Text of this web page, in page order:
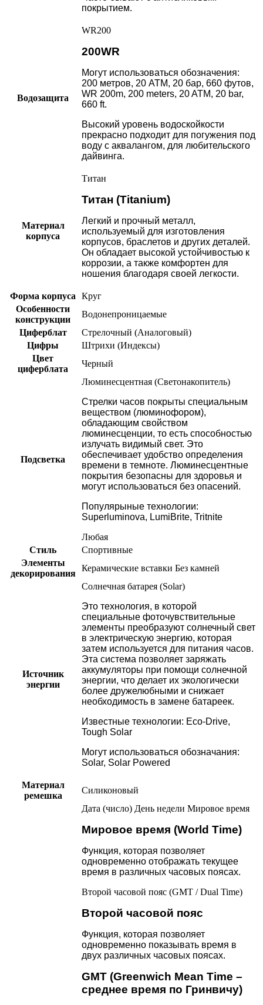
покрытием.
Водозащита
WR200
200WR
Могут использоваться обозначения:
200 метров, 20 АТМ, 20 бар, 660 футов,
WR 200m, 200 meters, 20 ATM, 20 bar,
660 ft.
Высокий уровень водоскойкости
прекрасно подходит для погужения под
воду с аквалангом, для любительского
дайвинга.
Материал
корпуса
Титан
Титан (Titanium)
Легкий и прочный металл,
используемый для изготовления
корпусов, браслетов и других деталей.
Он обладает высокой устойчивостью к
коррозии, а также комфортен для
ношения благодаря своей легкости.
Форма корпуса
Круг
Особенности
конструкции
Водонепроницаемые
Циферблат
Стрелочный (Аналоговый)
Цифры
Штрихи (Индексы)
Цвет
циферблата
Черный
Подсветка
Люминесцентная (Светонакопитель)
Стрелки часов покрыты специальным
веществом (люминофором),
обладающим свойством
люминесценции, то есть способностью
излучать видимый свет. Это
обеспечивает удобство определения
времени в темноте. Люминесцентные
покрытия безопасны для здоровья и
могут использоваться без опасений.
Популярыные технологии:
Superluminova, LumiBrite, Tritnite
Любая
Стиль
Спортивные
Элементы
декорирования
Керамические вставки Без камней
Источник
энергии
Солнечная батарея (Solar)
Это технология, в которой
специальные фоточувствительные
элементы преобразуют солнечный свет
в электрическую энергию, которая
затем используется для питания часов.
Эта система позволяет заряжать
аккумуляторы при помощи солнечной
энергии, что делает их экологически
более дружелюбными и снижает
необходимость в замене батареек.
Известные технологии: Eco-Drive,
Tough Solar
Могут использоваться обозначания:
Solar, Solar Powered
Материал
ремешка
Силиконовый
Дата (число) День недели Мировое время
Мировое время (World Time)
Функция, которая позволяет
одновременно отображать текущее
время в различных часовых поясах.
Второй часовой пояс (GMT / Dual Time)
Второй часовой пояс
Функция, которая позволяет
одновременно показывать время в
двух различных часовых поясах.
GMT (Greenwich Mean Time –
среднее время по Гринвичу)